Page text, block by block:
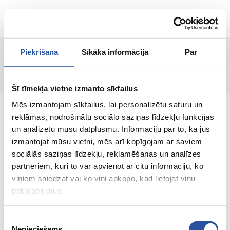
Piekrišana Sīkāka informācija Par
Šī tīmekļa vietne izmanto sīkfailus
Mēs izmantojam sīkfailus, lai personalizētu saturu un
reklāmas, nodrošinātu sociālo saziņas līdzekļu funkcijas
un analizētu mūsu datplūsmu. Informāciju par to, kā jūs
izmantojat mūsu vietni, mēs arī kopīgojam ar saviem
sociālās saziņas līdzekļu, reklamēšanas un analīzes
partneriem, kuri to var apvienot ar citu informāciju, ko
viņiem sniedzat vai ko viņi apkopo, kad lietojat viņu
pakalpojumus.
EN
Page not found!
An online store with great prices and quality
products, where customer satisfaction is our
main value.
Everything for your home and
garden!